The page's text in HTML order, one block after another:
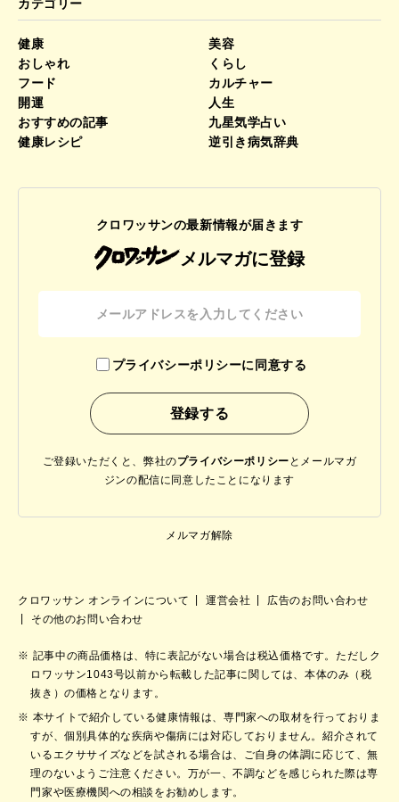
カテゴリー
健康
美容
おしゃれ
くらし
フード
カルチャー
開運
人生
おすすめの記事
九星気学占い
健康レシピ
逆引き病気辞典
クロワッサンの最新情報が届きます
メルマガに登録
プライバシーポリシーに同意する
ご登録いただくと、弊社のプライバシーポリシー と メールマガ
ジンの配信に同意したことになります
メルマガ解除
クロワッサン オンラインについて 運営会社
広告のお問い合わせ
その他のお問い合わせ
記事中の商品価格は、特に表記がない場合は税込価格です。ただしク
ロワッサン1043号以前から転載した記事に関しては、本体のみ（税
抜き）の価格となります。
本サイトで紹介している健康情報は、専門家への取材を行っておりま
すが、個別具体的な疾病や傷病には対応しておりません。紹介されて
いるエクササイズなどを試される場合は、ご自身の体調に応じて、無
理のないようご注意ください。万が一、不調などを感じられた際は専
門家や医療機関への相談をお勧めします。